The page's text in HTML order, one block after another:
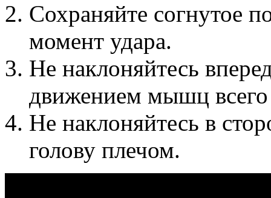
Сохраняйте согнутое
момент удара.
Не наклоняйтесь
движением мышц всего
Не наклоняйтесь в
голову плечом.